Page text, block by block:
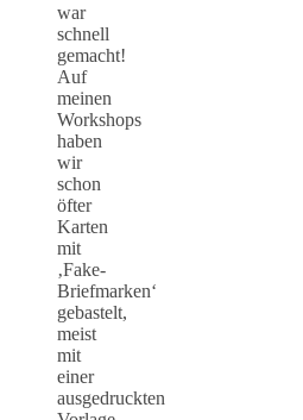
war
schnell
gemacht!
Auf
meinen
Workshops
haben
wir
schon
öfter
Karten
mit
‚Fake-
Briefmarken‘
gebastelt,
meist
mit
einer
ausgedruckten